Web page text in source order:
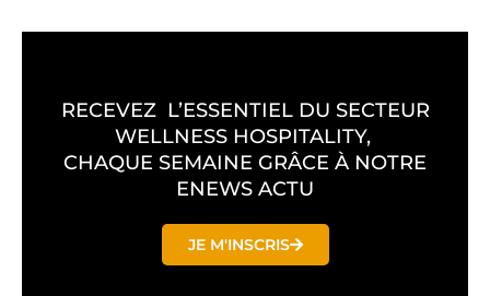
RECEVEZ L’ESSENTIEL DU SECTEUR
WELLNESS HOSPITALITY,
CHAQUE SEMAINE GRÂCE À NOTRE
ENEWS ACTU
JE M'INSCRIS